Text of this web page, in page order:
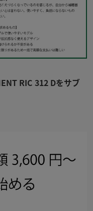
RIC 312 Dをサブ